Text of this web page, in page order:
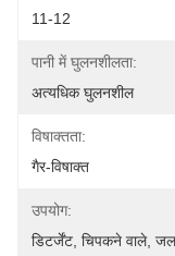
11-12
पानी में घुलनशीलता:
अत्यधिक घुलनशील
विषाक्तता:
गैर-विषाक्त
उपयोग:
डिटर्जेंट, चिपकने वाले, जल